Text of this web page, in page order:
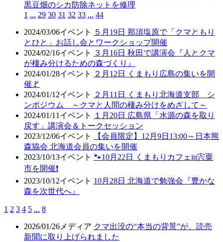
黒豆畑のシカ防除ネットを修理
1 ... 29 30 31 32 33 ... 44
2024/03/06イベント
５月19日 那須塩原で「クマともり
とひと」お話し会とワークショップ開催
2024/02/16イベント
３月16日 秋田で講演会『人とクマ
が棲み分けるための森づくり』
2024/01/28イベント
２月12日 くまもり広島の集いを開
催🚩
2024/01/12イベント
２月11日 くまもり北海道支部 シ
ンポジウム ～クマと人間の棲み分けをめざして～
2024/01/11 イベント
１月20日 広島県「水源の森を取り
戻す」講演会＆トークセッション
2023/12/06イベント
【会員限定】12月9日13:00～日本熊
森協会 北海道会員の集いを開催
2023/10/13イベント 🐾10月22日 くまもりカフェin宍粟
市を開催❗
2023/10/12イベント 10月28日 北海道で勉強会『豊かな
森を次世代へ』
1 2 3 4 5 ... 8
2026/01/26 メディア クマ出没の“本当の背景”が、読売
新聞に取り上げられました